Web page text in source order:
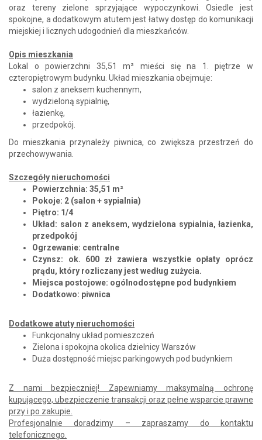
oraz tereny zielone sprzyjające wypoczynkowi. Osiedle jest
spokojne, a dodatkowym atutem jest łatwy dostęp do komunikacji
miejskiej i licznych udogodnień dla mieszkańców.
Opis mieszkania
Lokal o powierzchni 35,51 m² mieści się na 1. piętrze w
czteropiętrowym budynku. Układ mieszkania obejmuje:
salon z aneksem kuchennym,
wydzieloną sypialnię,
łazienkę,
przedpokój.
Do mieszkania przynależy piwnica, co zwiększa przestrzeń do
przechowywania.
Szczegóły nieruchomości
Powierzchnia: 35,51 m²
Pokoje: 2 (salon + sypialnia)
Piętro: 1/4
Układ: salon z aneksem, wydzielona sypialnia, łazienka,
przedpokój
Ogrzewanie: centralne
Czynsz: ok. 600 zł zawiera wszystkie opłaty oprócz
prądu, który rozliczany jest według zużycia.
Miejsca postojowe: ogólnodostępne pod budynkiem
Dodatkowo: piwnica
Dodatkowe atuty nieruchomości
Funkcjonalny układ pomieszczeń
Zielona i spokojna okolica dzielnicy Warszów
Duża dostępność miejsc parkingowych pod budynkiem
Z nami bezpieczniej! Zapewniamy maksymalną ochronę
kupującego, ubezpieczenie transakcji oraz pełne wsparcie prawne
przy i po zakupie.
Profesjonalnie doradzimy – zapraszamy do kontaktu
telefonicznego.